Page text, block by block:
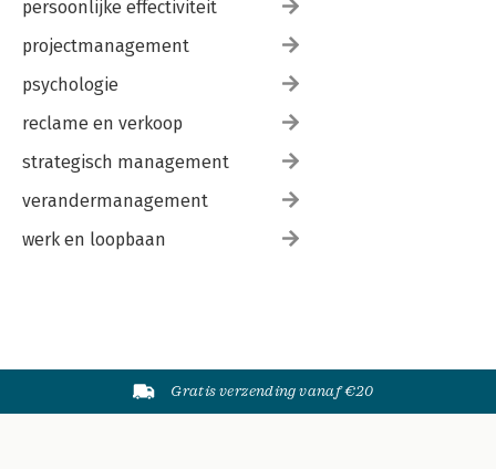
persoonlijke effectiviteit
projectmanagement
psychologie
reclame en verkoop
strategisch management
verandermanagement
werk en loopbaan
Gratis verzending vanaf €20